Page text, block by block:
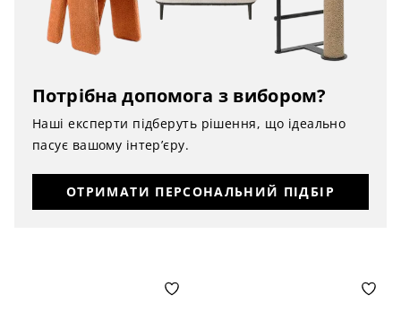
Потрібна допомога з вибором?
Наші експерти підберуть рішення, що ідеально
пасує вашому інтер’єру.
ОТРИМАТИ ПЕРСОНАЛЬНИЙ ПІДБІР